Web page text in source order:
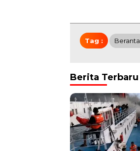
Tag :
Berita Terbaru